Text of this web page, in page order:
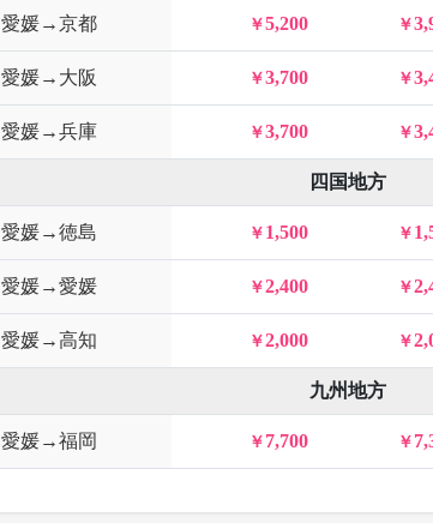
愛媛→京都 5,200
愛媛→大阪 3,700
愛媛→兵庫 3,700
四国地方
愛媛→徳島 1,500
愛媛→愛媛 2,400
愛媛→高知 2,000
九州地方
愛媛→福岡 7,700